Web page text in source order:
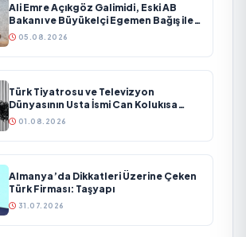
Ali Emre Açıkgöz Galimidi, Eski AB
Bakanı ve Büyükelçi Egemen Bağış ile
Bir Araya Geldi
05.08.2026
Türk Tiyatrosu ve Televizyon
Dünyasının Usta İsmi Can Kolukısa
Hayatını Kaybetti
01.08.2026
Almanya’da Dikkatleri Üzerine Çeken
Türk Firması: Taşyapı
31.07.2026